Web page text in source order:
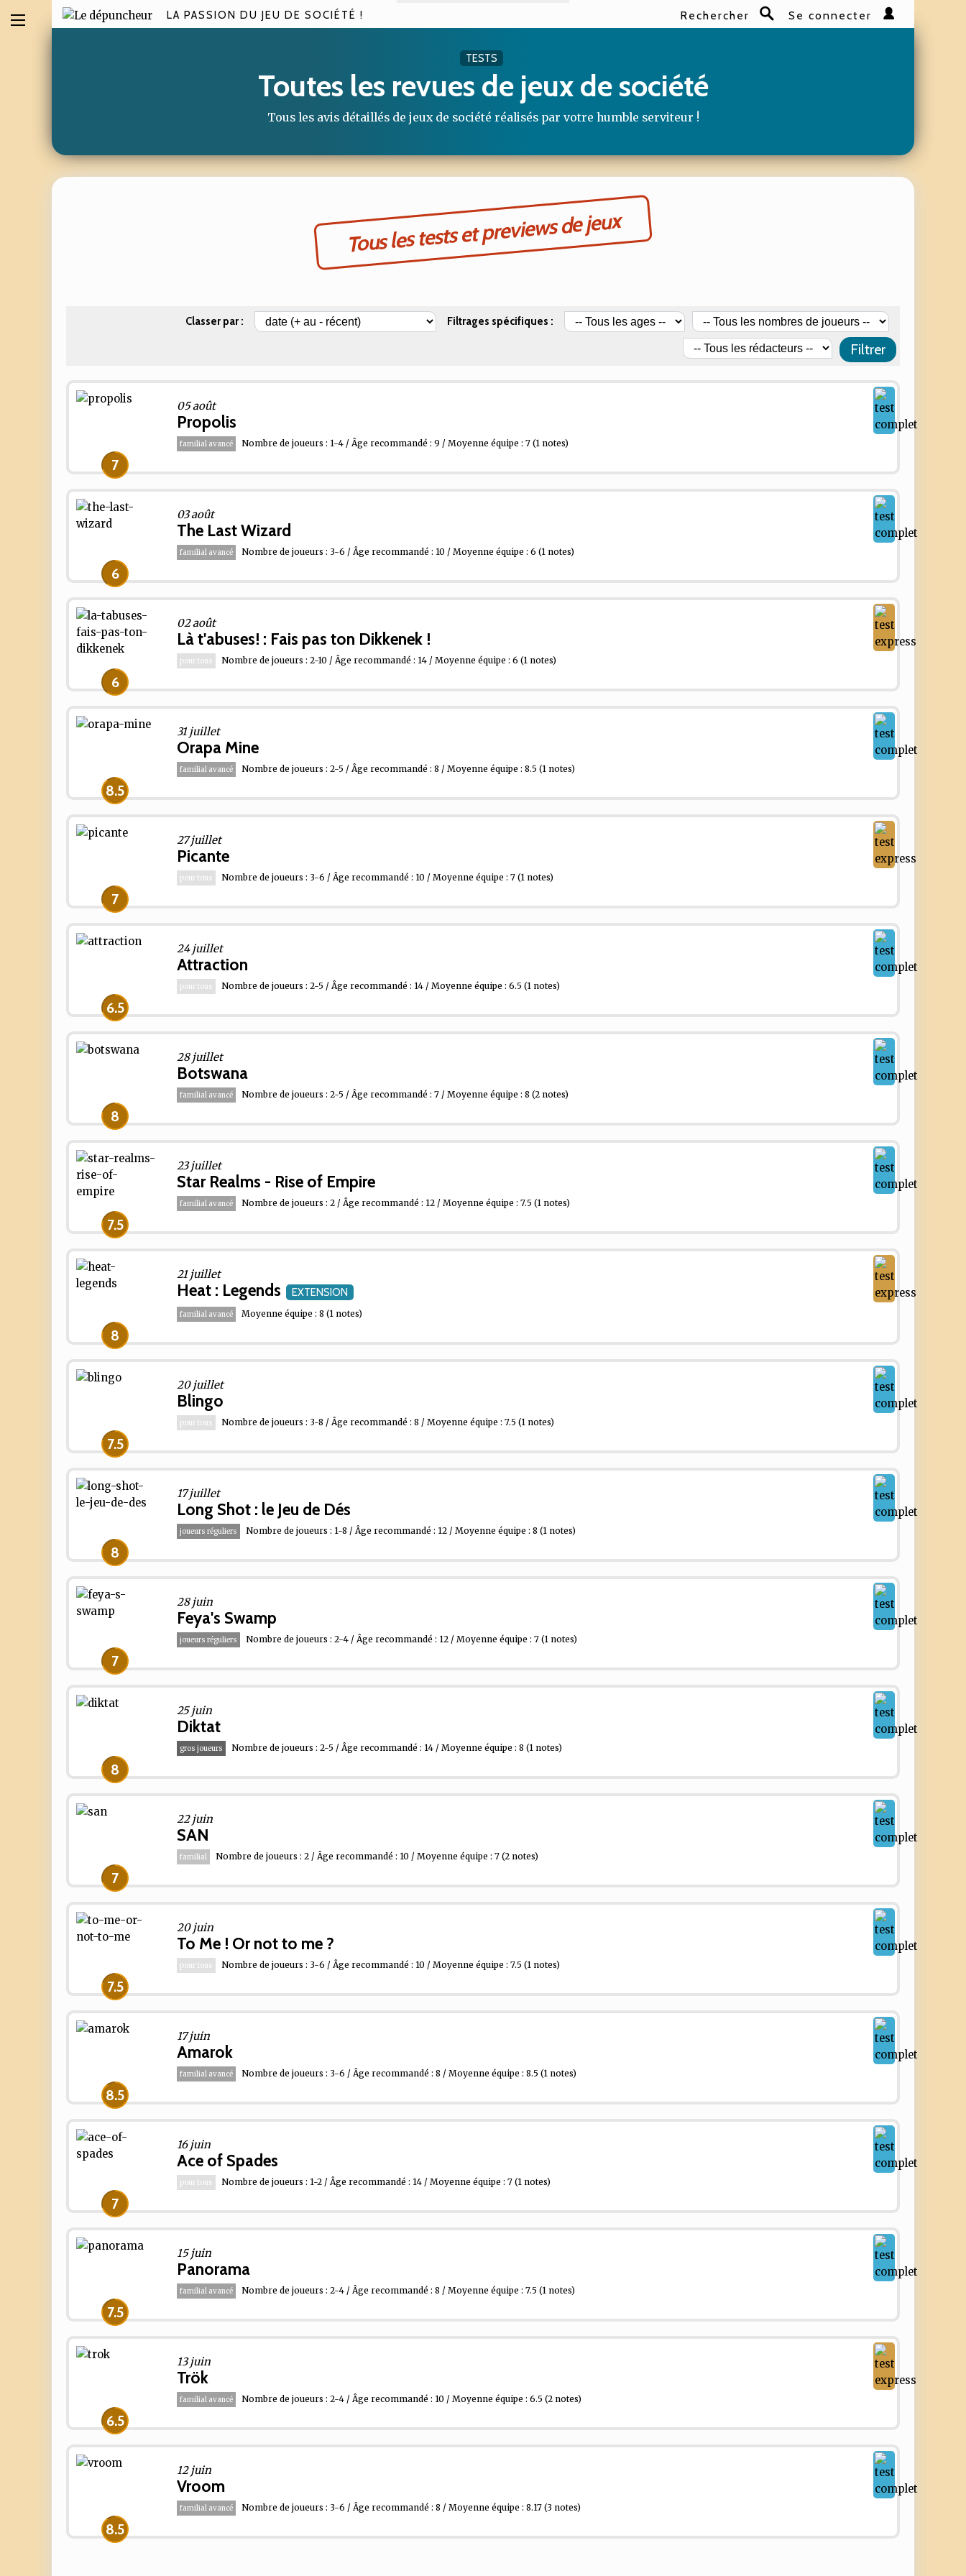
LA PASSION DU JEU DE SOCIÉTÉ ! Rechercher Se connecter
TESTS
Toutes les revues de jeux de société
Tous les avis détaillés de jeux de société réalisés par votre humble serviteur !
Tous les tests et previews de jeux
Classer par : Filtrages spécifiques :
Filtrer
7
05 août
Propolis
familial avancé Nombre de joueurs : 1-4 / Âge recommandé : 9 / Moyenne équipe : 7 (1 notes)
6
03 août
The Last Wizard
familial avancé Nombre de joueurs : 3-6 / Âge recommandé : 10 / Moyenne équipe : 6 (1 notes)
6
02 août
Là t'abuses! : Fais pas ton Dikkenek !
pour tous Nombre de joueurs : 2-10 / Âge recommandé : 14 / Moyenne équipe : 6 (1 notes)
8.5
31 juillet
Orapa Mine
familial avancé Nombre de joueurs : 2-5 / Âge recommandé : 8 / Moyenne équipe : 8.5 (1 notes)
7
27 juillet
Picante
pour tous Nombre de joueurs : 3-6 / Âge recommandé : 10 / Moyenne équipe : 7 (1 notes)
6.5
24 juillet
Attraction
pour tous Nombre de joueurs : 2-5 / Âge recommandé : 14 / Moyenne équipe : 6.5 (1 notes)
8
28 juillet
Botswana
familial avancé Nombre de joueurs : 2-5 / Âge recommandé : 7 / Moyenne équipe : 8 (2 notes)
7.5
23 juillet
Star Realms - Rise of Empire
familial avancé Nombre de joueurs : 2 / Âge recommandé : 12 / Moyenne équipe : 7.5 (1 notes)
8
21 juillet
Heat : Legends EXTENSION
familial avancé Moyenne équipe : 8 (1 notes)
7.5
20 juillet
Blingo
pour tous Nombre de joueurs : 3-8 / Âge recommandé : 8 / Moyenne équipe : 7.5 (1 notes)
8
17 juillet
Long Shot : le Jeu de Dés
joueurs réguliers Nombre de joueurs : 1-8 / Âge recommandé : 12 / Moyenne équipe : 8 (1 notes)
7
28 juin
Feya's Swamp
joueurs réguliers Nombre de joueurs : 2-4 / Âge recommandé : 12 / Moyenne équipe : 7 (1 notes)
8
25 juin
Diktat
gros joueurs Nombre de joueurs : 2-5 / Âge recommandé : 14 / Moyenne équipe : 8 (1 notes)
7
22 juin
SAN
familial Nombre de joueurs : 2 / Âge recommandé : 10 / Moyenne équipe : 7 (2 notes)
7.5
20 juin
To Me ! Or not to me ?
pour tous Nombre de joueurs : 3-6 / Âge recommandé : 10 / Moyenne équipe : 7.5 (1 notes)
8.5
17 juin
Amarok
familial avancé Nombre de joueurs : 3-6 / Âge recommandé : 8 / Moyenne équipe : 8.5 (1 notes)
7
16 juin
Ace of Spades
pour tous Nombre de joueurs : 1-2 / Âge recommandé : 14 / Moyenne équipe : 7 (1 notes)
7.5
15 juin
Panorama
familial avancé Nombre de joueurs : 2-4 / Âge recommandé : 8 / Moyenne équipe : 7.5 (1 notes)
6.5
13 juin
Trök
familial avancé Nombre de joueurs : 2-4 / Âge recommandé : 10 / Moyenne équipe : 6.5 (2 notes)
8.5
12 juin
Vroom
familial avancé Nombre de joueurs : 3-6 / Âge recommandé : 8 / Moyenne équipe : 8.17 (3 notes)